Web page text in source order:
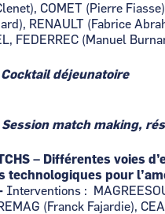
COMET (Pierre
RENAULT (Fabrice
FEDERREC (Manuel
Cocktail déjeunatoire
Session match making,
– Différentes voies
technologiques pour
Interventions :
(Franck Fajardie),